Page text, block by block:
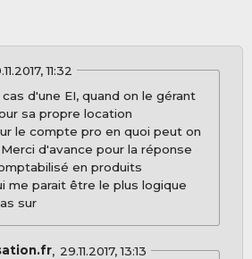
11:32
d'une EI, quand on le gérant
sa propre location
le compte pro en quoi peut on
d'avance pour la réponse
en produits
me parait être le plus logique
sur
29.11.2017, 13:13